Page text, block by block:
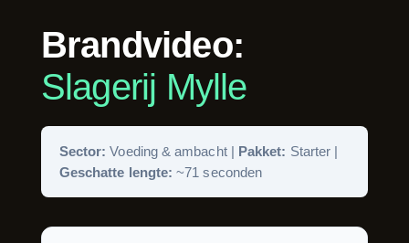
Brandvideo:
Slagerij Mylle
Sector: Voeding & ambacht | Pakket: Starter |
Geschatte lengte: ~71 seconden